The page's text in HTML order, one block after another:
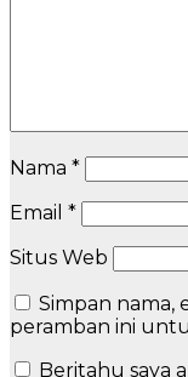
Nama *
Email *
Situs Web
Simpan nama,
peramban ini
Beritahu saya